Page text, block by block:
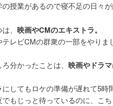
授業があるので寝不足の日々が
、 映画やCMのエキストラ。
レビCMの群衆の一部をやりま
分かったことは、 映画やドラ
してもロケの準備が遅れて5時
もじっと待っているのに、こ